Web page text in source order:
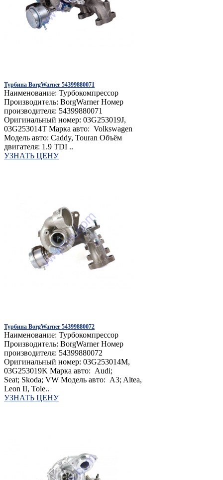
Турбина BorgWarner 54399880071
Наименование: Турбокомпрессор
Производитель: BorgWarner Номер
производителя: 54399880071
Оригинальный номер: 03G253019J,
03G253014T Марка авто: Volkswagen
Модель авто: Caddy, Touran Объём
двигателя: 1.9 TDI ..
УЗНАТЬ ЦЕНУ
Турбина BorgWarner 54399880072
Наименование: Турбокомпрессор
Производитель: BorgWarner Номер
производителя: 54399880072
Оригинальный номер: 03G253014M,
03G253019K Марка авто: Audi;
Seat; Skoda; VW Модель авто: A3; Altea,
Leon II, Tole..
УЗНАТЬ ЦЕНУ